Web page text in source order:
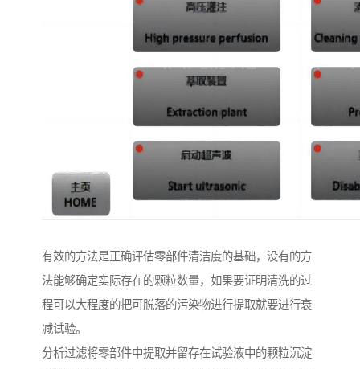
有效的方法是正确评估零部件清洁度的基础，没有的方
法能够确定实际存在的颗粒数量，如果要证明清洗的过
程可以大程度的把可脱落的污染物进行提取就要进行衰
减试验。
分析过滤将零部件中提取并留存在试验液中的颗粒沉淀